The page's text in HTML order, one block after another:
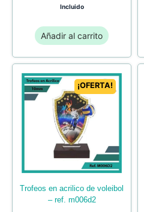
Incluido
Añadir al carrito
¡OFERTA!
trofeos en acrilico de voleibol
– ref. m006d2